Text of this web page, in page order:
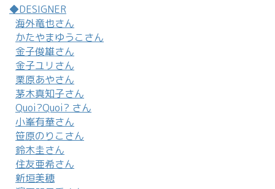
◆DESIGNER
海外竜也さん
かたやまゆうこさん
金子俊雄さん
金子ユリさん
栗原あやさん
茅木真知子さん
Quoi?Quoi? さん
小峯有華さん
笹原のりこさん
鈴木圭さん
住友亜希さん
新垣美穂